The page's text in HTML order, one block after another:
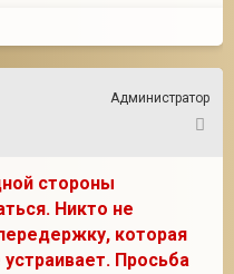
Администратор
стороны
Никто не
которая
Просьба